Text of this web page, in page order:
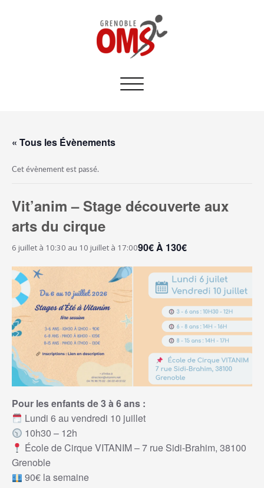
Afficher/masquer
« Tous les Évènements
Cet évènement est passé.
Vit’anim – Stage découverte aux
arts du cirque
6 juillet à 10:30 au 10 juillet à 17:0090€ À 130€
Pour les enfants de 3 à 6 ans :
Lundi 6 au vendredi 10 juillet
10h30 – 12h
École de Cirque VITANIM – 7 rue Sidi-Brahim, 38100
Grenoble
90€ la semaine